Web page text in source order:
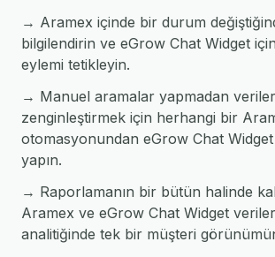
→ Aramex içinde bir durum
bilgilendirin ve eGrow Chat Widget
eylemi tetikleyin.
→ Manuel aramalar yapmadan
zenginleştirmek için herhangi bir
otomasyonundan eGrow Chat
yapın.
→ Raporlamanın bir bütün halinde
Aramex ve eGrow Chat Widget
analitiğinde tek bir müşteri